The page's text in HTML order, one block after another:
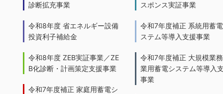
診断拡充事業
令和8年度 省エネルギー設備
投資利子補給金
令和8年度 ZEB実証事業／ZE
B化診断・計画策定支援事業
令和7年度補正 家庭用蓄電シ
スポンス実証事業
令和7年度補正 系統用蓄
ステム等導入支援事業
令和7年度補正 大規模業
業用蓄電システム等導入
事業